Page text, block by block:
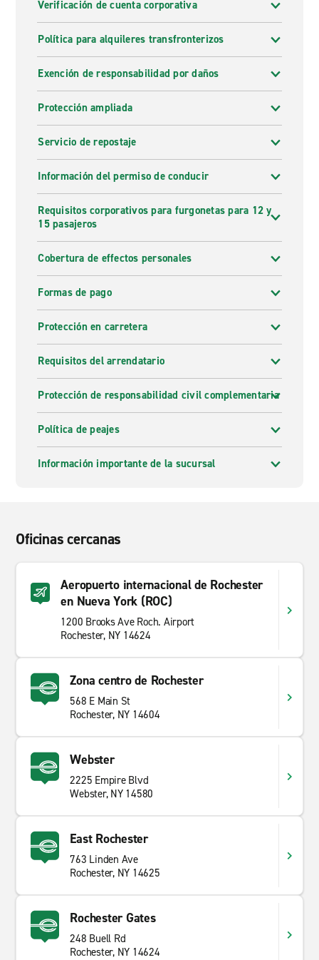
Verificación de cuenta corporativa
Política para alquileres transfronterizos
Exención de responsabilidad por daños
Protección ampliada
Servicio de repostaje
Información del permiso de conducir
Requisitos corporativos para furgonetas para 12 y
15 pasajeros
Cobertura de effectos personales
Formas de pago
Protección en carretera
Requisitos del arrendatario
Protección de responsabilidad civil complementaria
Política de peajes
Información importante de la sucursal
Oficinas cercanas
Aeropuerto internacional de Rochester
en Nueva York (ROC)
1200 Brooks Ave Roch. Airport
Rochester, NY 14624
Zona centro de Rochester
568 E Main St
Rochester, NY 14604
Webster
2225 Empire Blvd
Webster, NY 14580
East Rochester
763 Linden Ave
Rochester, NY 14625
Rochester Gates
248 Buell Rd
Rochester, NY 14624